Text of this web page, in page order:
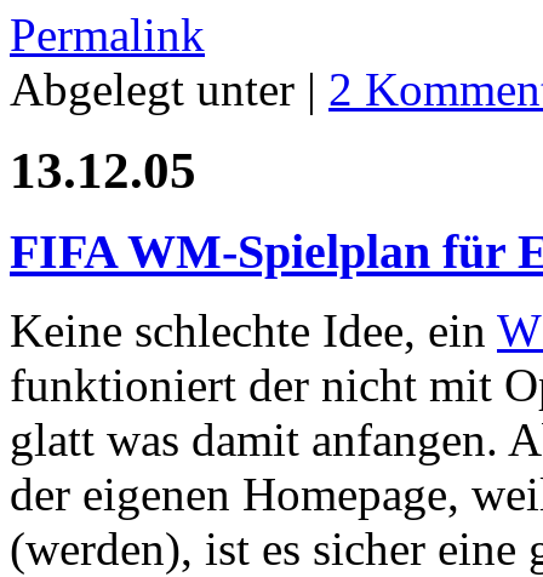
Permalink
Abgelegt unter | 2
13.12.05
FIFA WM-Spielplan für
Keine schlechte Idee, ein
funktioniert der nicht mit
glatt was damit anfangen.
der eigenen Homepage,
(werden), ist es sicher eine